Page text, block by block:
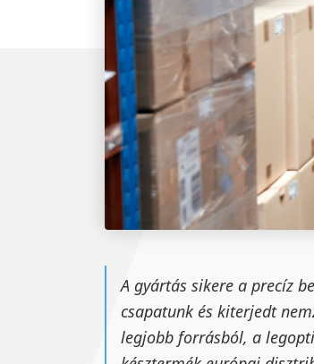
A gyártás sikere a precíz
csapatunk és kiterjedt
legjobb forrásból, a